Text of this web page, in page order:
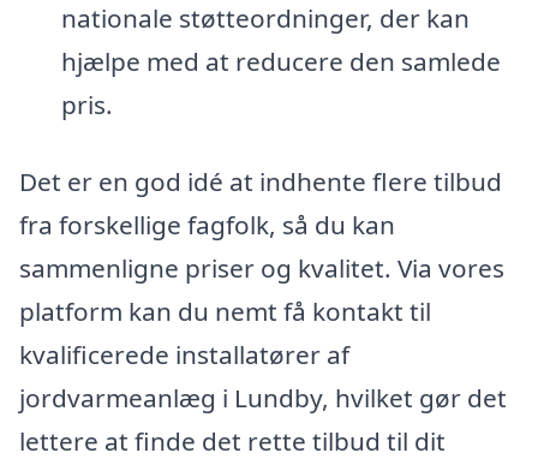
nationale støtteordninger, der kan
hjælpe med at reducere den samlede
pris.
Det er en god idé at indhente flere tilbud
fra forskellige fagfolk, så du kan
sammenligne priser og kvalitet. Via vores
platform kan du nemt få kontakt til
kvalificerede installatører af
jordvarmeanlæg i Lundby, hvilket gør det
lettere at finde det rette tilbud til dit